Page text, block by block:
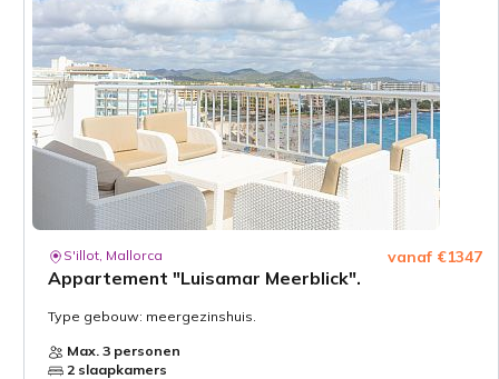
S'illot, Mallorca
Appartement "Luisamar Meerblick".
vanaf €1347
Type gebouw: meergezinshuis.
Max. 3 personen
2 slaapkamers